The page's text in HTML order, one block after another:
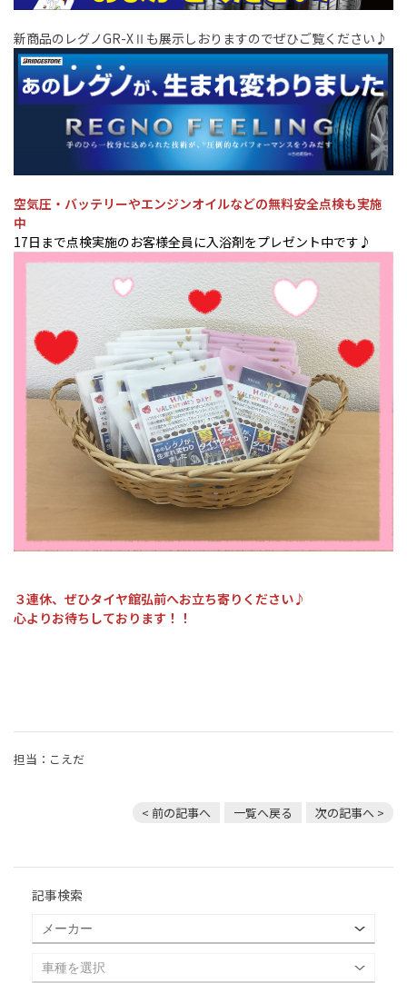
新商品のレグノGR-XⅡも展示しおりますのでぜひご覧ください♪
空気圧・バッテリーやエンジンオイルなどの無料安全点検も実施
中
17日まで点検実施のお客様全員に入浴剤をプレゼント中です♪
３連休、ぜひタイヤ館弘前へお立ち寄りください♪
心よりお待ちしております！！
担当：こえだ
< 前の記事へ 一覧へ戻る 次の記事へ >
記事検索